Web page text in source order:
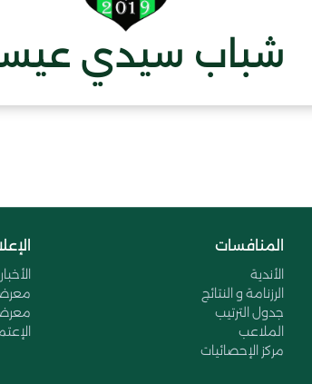
شباب سيدي
المنافسات
الأندية
الرزنامة و النتائج
جدول الترتيب
الملاعب
مركز الإحصائيات
الأخبار